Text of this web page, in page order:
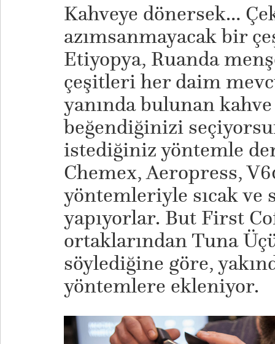
Kahveye dönersek…
azımsanmayacak bir
Etiyopya, Ruanda
çeşitleri her daim
yanında bulunan
beğendiğinizi
istediğiniz yöntemle
Chemex, Aeropress,
yöntemleriyle sıcak ve
yapıyorlar. But First
ortaklarından Tuna
söylediğine göre,
yöntemlere ekleniyor.